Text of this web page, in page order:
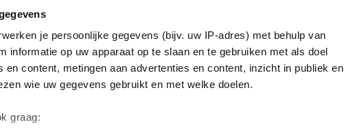
je persoonlijke gegevens (bijv. uw IP-adres) met behulp van
informatie op uw apparaat op te slaan en te gebruiken met als doel
en content, metingen aan advertenties en content, inzicht in publiek en
wie uw gegevens gebruikt en met welke doelen.
graag: